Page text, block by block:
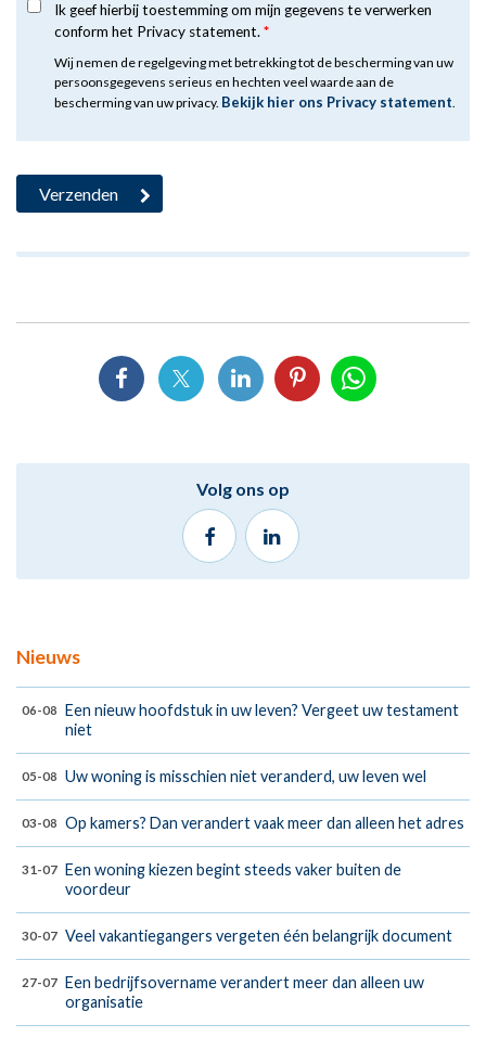
Ik geef hierbij toestemming om mijn gegevens te verwerken
conform het Privacy statement.*
Wij nemen de regelgeving met betrekking tot de bescherming van uw
persoonsgegevens serieus en hechten veel waarde aan de
bescherming van uw privacy. Bekijk hier ons Privacy statement.
Volg ons op
Nieuws
06-08
Een nieuw hoofdstuk in uw leven? Vergeet uw testament
niet
05-08 Uw woning is misschien niet veranderd, uw leven wel
03-08 Op kamers? Dan verandert vaak meer dan alleen het adres
31-07 Een woning kiezen begint steeds vaker buiten de
voordeur
30-07 Veel vakantiegangers vergeten één belangrijk document
27-07 Een bedrijfsovername verandert meer dan alleen uw
organisatie